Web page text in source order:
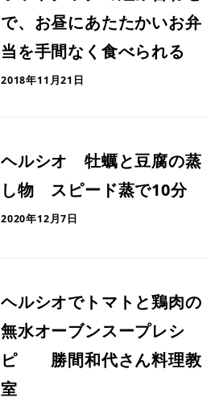
で、お昼にあたたかいお弁
当を手間なく食べられる
2018年11月21日
ヘルシオ 牡蠣と豆腐の蒸
し物 スピード蒸で10分
2020年12月7日
ヘルシオでトマトと鶏肉の
無水オーブンスープレシ
ピ 勝間和代さん料理教
室